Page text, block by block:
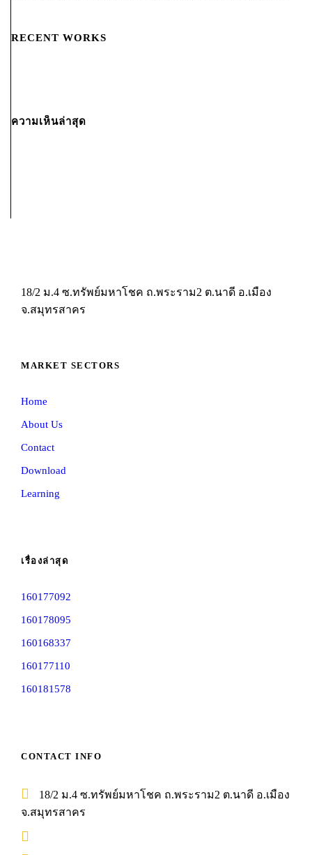
RECENT WORKS
ความเห็นล่าสุด
18/2 ม.4 ซ.ทรัพย์มหาโชค ถ.พระราม2 ต.นาดี อ.เมือง
จ.สมุทรสาคร
MARKET SECTORS
Home
About Us
Contact
Download
Learning
เรื่องล่าสุด
160177092
160178095
160168337
160177110
160181578
CONTACT INFO
18/2 ม.4 ซ.ทรัพย์มหาโชค ถ.พระราม2 ต.นาดี อ.เมือง
จ.สมุทรสาคร